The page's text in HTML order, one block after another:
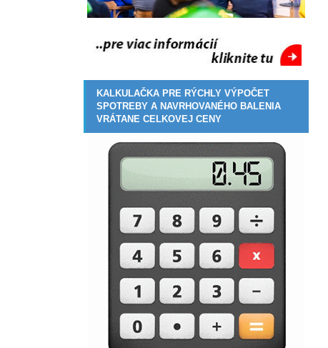
KALKULAČKA PRE RÝCHLY VÝPOČET
SPOTREBY A NAVRHOVANÉHO BALENIA
VRÁTANE CELKOVEJ CENY